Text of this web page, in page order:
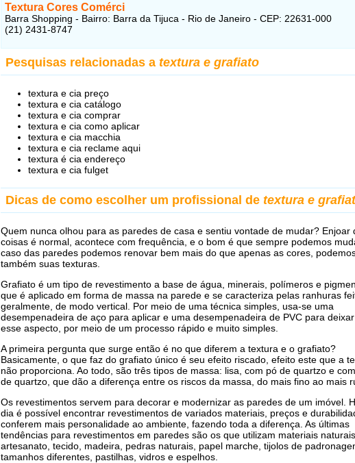
Textura Cores Comérci
Barra Shopping - Bairro: Barra da Tijuca - Rio de Janeiro - CEP: 22631-000
(21) 2431-8747
Pesquisas relacionadas a textura e grafiato
textura e cia preço
textura e cia catálogo
textura e cia comprar
textura e cia como aplicar
textura e cia macchia
textura e cia reclame aqui
textura é cia endereço
textura e cia fulget
Dicas de como escolher um profissional de textura e
Quem nunca olhou para as paredes de casa e sentiu vontade de mudar? Enjoar
coisas é normal, acontece com frequência, e o bom é que sempre podemos
caso das paredes podemos renovar bem mais do que apenas as cores,
também suas texturas.
Grafiato é um tipo de revestimento a base de água, minerais, polímeros e
que é aplicado em forma de massa na parede e se caracteriza pelas ranhuras
geralmente, de modo vertical. Por meio de uma técnica simples, usa-se uma
desempenadeira de aço para aplicar e uma desempenadeira de PVC para
esse aspecto, por meio de um processo rápido e muito simples.
A primeira pergunta que surge então é no que diferem a textura e o grafiato?
Basicamente, o que faz do grafiato único é seu efeito riscado, efeito este que a
não proporciona. Ao todo, são três tipos de massa: lisa, com pó de quartzo e
de quartzo, que dão a diferença entre os riscos da massa, do mais fino ao mais
Os revestimentos servem para decorar e modernizar as paredes de um imóvel.
dia é possível encontrar revestimentos de variados materiais, preços e
conferem mais personalidade ao ambiente, fazendo toda a diferença. As últimas
tendências para revestimentos em paredes são os que utilizam materiais
artesanato, tecido, madeira, pedras naturais, papel marche, tijolos de
tamanhos diferentes, pastilhas, vidros e espelhos.